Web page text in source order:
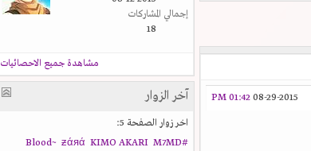
08-29-2015
01:42 PM
إجمالي المشاركات
18
مشاهدة جميع الاحصائيات
آخر الزوار
اخر زوار الصفحة 5:
#Blood~
ƶάяά KIMO AKARI M7MD